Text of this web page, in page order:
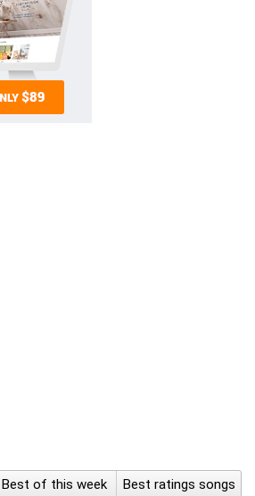
Best of this week
Best ratings songs